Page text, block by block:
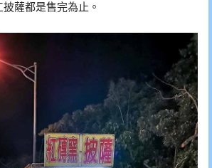
薩都是售完為止。